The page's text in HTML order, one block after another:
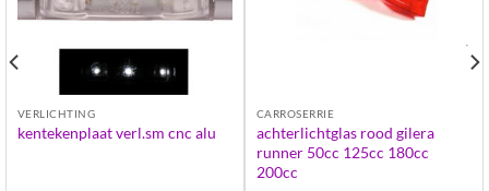
VERLICHTING
kentekenplaat verl.sm cnc alu
CARROSERRIE
achterlichtglas rood gilera
runner 50cc 125cc 180cc
200cc